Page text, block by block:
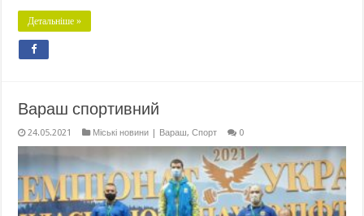
Детальніше »
Вараш спортивний
24.05.2021 Міські новини | Вараш,Спорт 0